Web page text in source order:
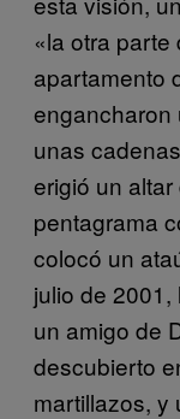
«la otra parte
apartamento
engancharon
unas
erigió un
pentagrama
colocó un
julio de
un amigo de
descubierto
martillazos, y